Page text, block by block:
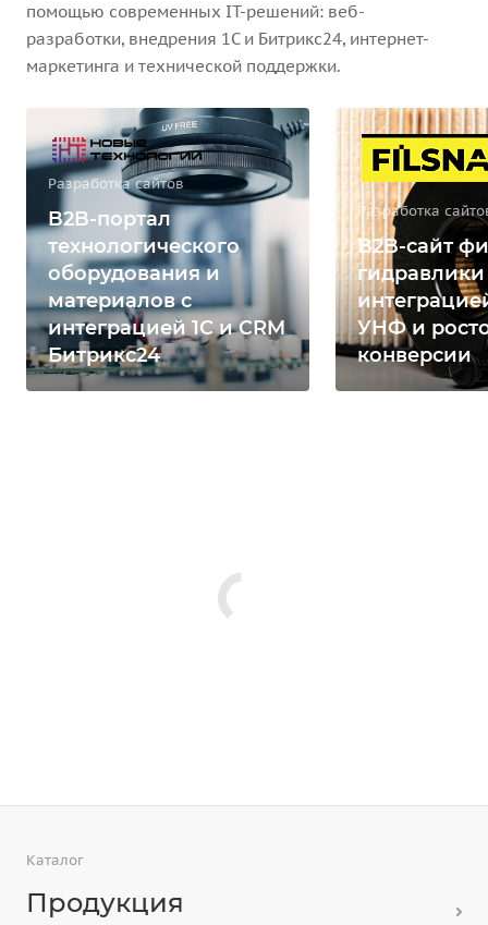
помощью современных IT-решений: веб-
разработки, внедрения 1С и Битрикс24, интернет-
маркетинга и технической поддержки.
Разработка сайтов
B2B-портал
технологического
оборудования и
материалов с
интеграцией 1С и CRM
Битрикс24
Разработка
B2B-сайт
гидравлики
УНФ и
конверсии
Каталог
Продукция